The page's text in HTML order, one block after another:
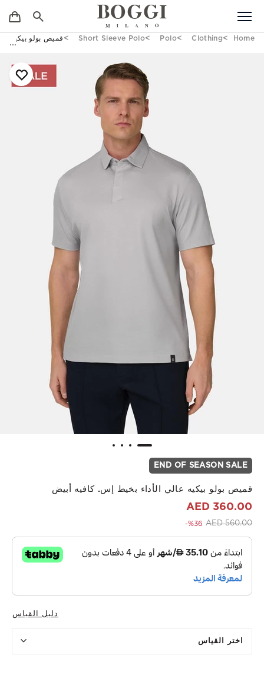
Home
Clothing
Polo
Short Sleeve Polo قميص بولو بيكيه
END OF SEASON SALE
قميص بولو بيكيه عالي الأداء بخيط إس. كافيه أبيض
360.00 AED
Price reduced from
560.00 AED
to 360.00 AED
%36-
دليل القياس
اختر القياس